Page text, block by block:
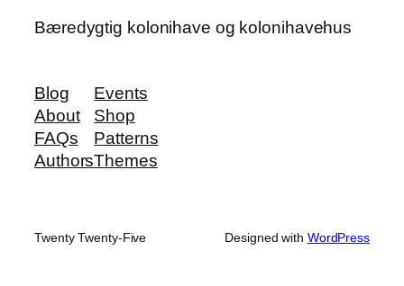
Bæredygtig kolonihave og kolonihavehus
Blog
About
FAQs
Authors
Events
Shop
Patterns
Themes
Twenty Twenty-Five Designed with WordPress